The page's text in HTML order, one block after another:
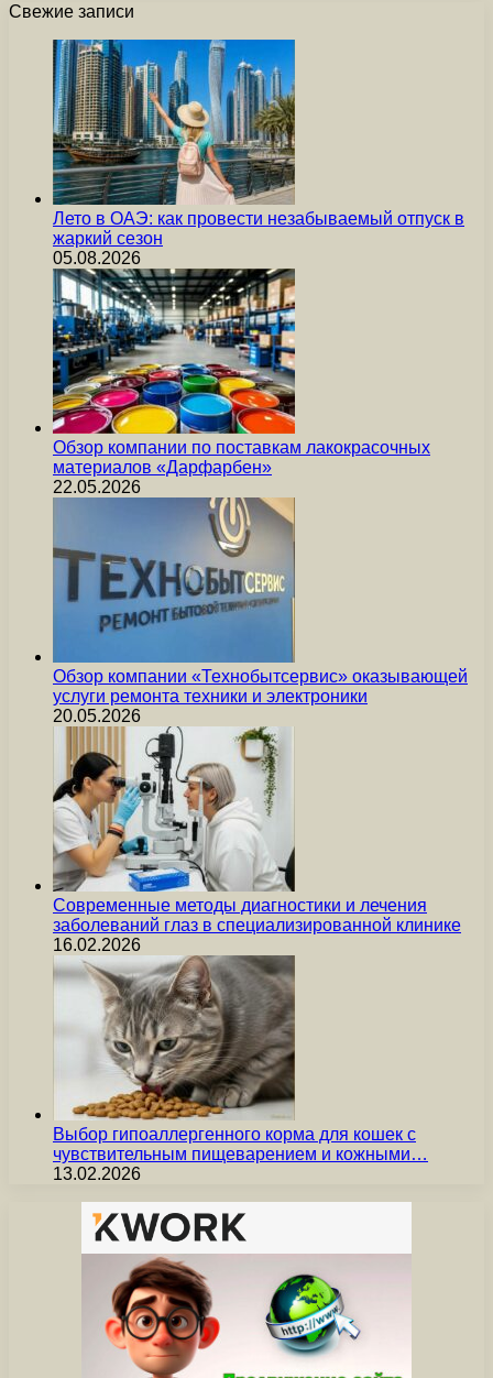
Свежие записи
Лето в ОАЭ: как провести незабываемый отпуск в
жаркий сезон
05.08.2026
Обзор компании по поставкам лакокрасочных
материалов «Дарфарбен»
22.05.2026
Обзор компании «Технобытсервис» оказывающей
услуги ремонта техники и электроники
20.05.2026
Современные методы диагностики и лечения
заболеваний глаз в специализированной клинике
16.02.2026
Выбор гипоаллергенного корма для кошек с
чувствительным пищеварением и кожными…
13.02.2026